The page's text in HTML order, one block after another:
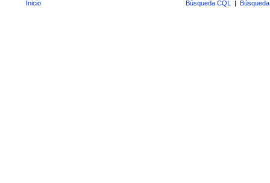
Inicio Búsqueda CQL